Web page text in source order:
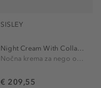
SISLEY
Night Cream With Collagen...
Nočna krema za nego obraza
€ 209,55